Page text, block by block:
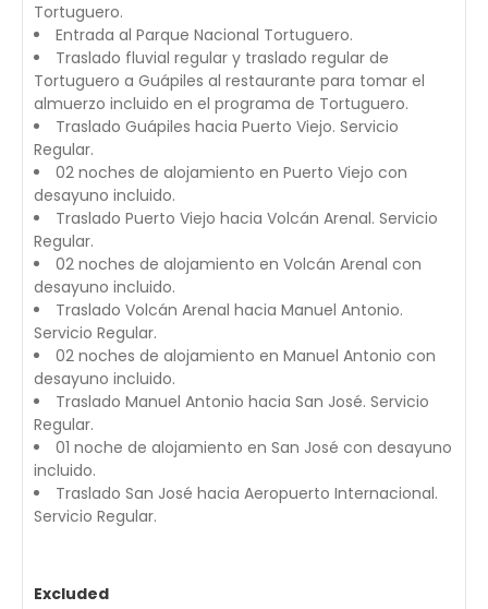
Tortuguero.
Entrada al Parque Nacional Tortuguero.
Traslado fluvial regular y traslado regular de
Tortuguero a Guápiles al restaurante para tomar el
almuerzo incluido en el programa de Tortuguero.
Traslado Guápiles hacia Puerto Viejo. Servicio
Regular.
02 noches de alojamiento en Puerto Viejo con
desayuno incluido.
Traslado Puerto Viejo hacia Volcán Arenal. Servicio
Regular.
02 noches de alojamiento en Volcán Arenal con
desayuno incluido.
Traslado Volcán Arenal hacia Manuel Antonio.
Servicio Regular.
02 noches de alojamiento en Manuel Antonio con
desayuno incluido.
Traslado Manuel Antonio hacia San José. Servicio
Regular.
01 noche de alojamiento en San José con desayuno
incluido.
Traslado San José hacia Aeropuerto Internacional.
Servicio Regular.
Excluded